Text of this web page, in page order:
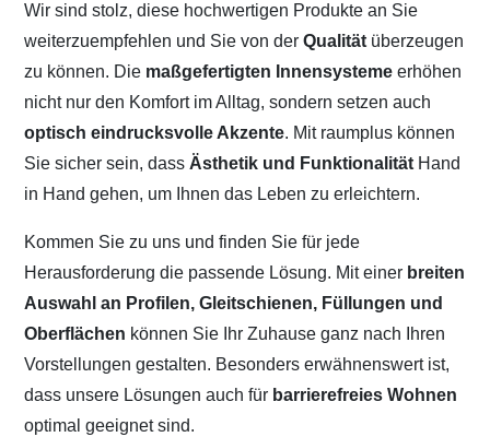
Wir sind stolz, diese hochwertigen Produkte an Sie
weiterzuempfehlen und Sie von derQualität überzeugen
zu können. Die maßgefertigten Innensystemeerhöhen
nicht nur den Komfort im Alltag, sondern setzen auch
optisch eindrucksvolle Akzente. Mit raumplus können
Sie sicher sein, dass Ästhetik und Funktionalität Hand
in Hand gehen, um Ihnen das Leben zu erleichtern.
Kommen Sie zu uns und finden Sie für jede
Herausforderung die passende Lösung. Mit einer breiten
Auswahl an Profilen, Gleitschienen, Füllungen und
Oberflächen können Sie Ihr Zuhause ganz nach Ihren
Vorstellungen gestalten. Besonders erwähnenswert ist,
dass unsere Lösungen auch für barrierefreies Wohnen
optimal geeignet sind.